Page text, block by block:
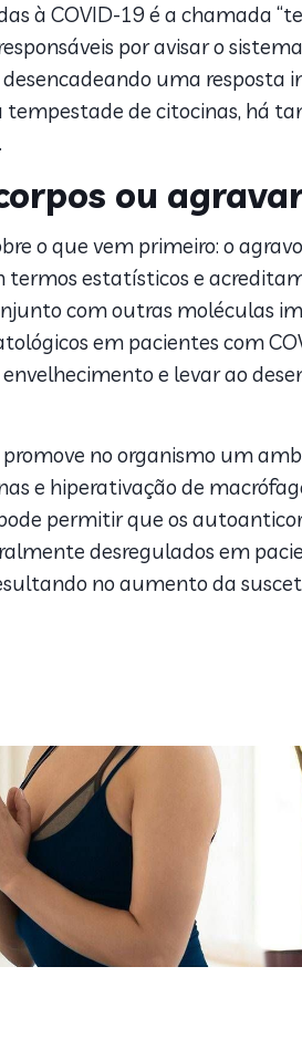
à COVID-19 é a chamada
por avisar o
uma
tempestade de citocinas, há
ou
o que vem primeiro: o
estatísticos e
com outras moléculas
em pacientes com
e levar ao
no organismo um
e hiperativação de
permitir que os
desregulados em
no aumento da